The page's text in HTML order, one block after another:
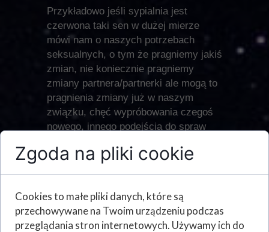
Przykładowo jeśli sypialnia jest
czerwona taki sen w dużej mierze
mówi nam o naszych potrzebach
seksualnych, o tym że pragniemy jakiś
zmian, nie koniecznie pragniemy
zmiany partnera/partnerki ale mogą to
pragnienia zmiany już w naszym
związku, chęć wypróbowania czegoś
nowego, innego podejścia do spraw
kolorze czarnym, taki sen wskazuje na
nasz zły nastrój, na depresję tą która
już jest albo tą która nadejdzie.
Zgoda na pliki cookie
Cookies to małe pliki danych, które są
przechowywane na Twoim urządzeniu podczas
przeglądania stron internetowych. Używamy ich do